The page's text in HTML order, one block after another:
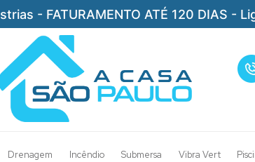
- FATURAMENTO ATÉ 120 DIAS -
Drenagem Incêndio Submersa Vibra Vert